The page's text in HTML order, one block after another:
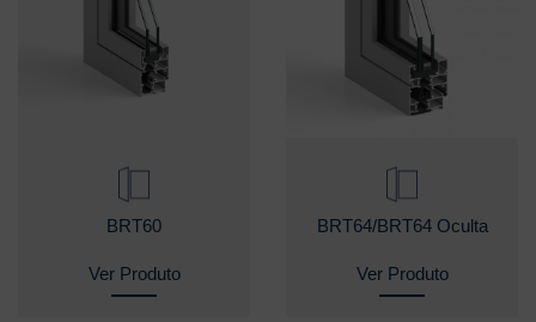
BRT60
Ver Produto
BRT64/BRT64 Oculta
Ver Produto